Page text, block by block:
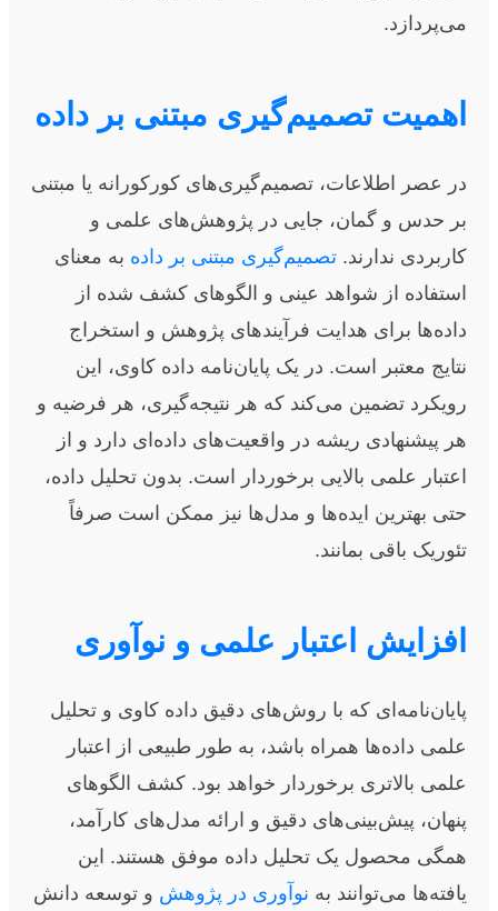
می‌پردازد.
اهمیت تصمیم‌گیری مبتنی بر داده
در عصر اطلاعات، تصمیم‌گیری‌های کورکورانه یا مبتنی
بر حدس و گمان، جایی در پژوهش‌های علمی و
کاربردی ندارند. تصمیم‌گیری مبتنی بر داده به معنای
استفاده از شواهد عینی و الگوهای کشف شده از
داده‌ها برای هدایت فرآیندهای پژوهش و استخراج
نتایج معتبر است. در یک پایان‌نامه داده کاوی، این
رویکرد تضمین می‌کند که هر نتیجه‌گیری، هر فرضیه و
هر پیشنهادی ریشه در واقعیت‌های داده‌ای دارد و از
اعتبار علمی بالایی برخوردار است. بدون تحلیل داده،
حتی بهترین ایده‌ها و مدل‌ها نیز ممکن است صرفاً
تئوریک باقی بمانند.
افزایش اعتبار علمی و نوآوری
پایان‌نامه‌ای که با روش‌های دقیق داده کاوی و تحلیل
علمی داده‌ها همراه باشد، به طور طبیعی از اعتبار
علمی بالاتری برخوردار خواهد بود. کشف الگوهای
پنهان، پیش‌بینی‌های دقیق و ارائه مدل‌های کارآمد،
همگی محصول یک تحلیل داده موفق هستند. این
یافته‌ها می‌توانند به نوآوری در پژوهش و توسعه دانش